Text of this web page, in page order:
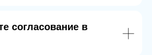
согласование в